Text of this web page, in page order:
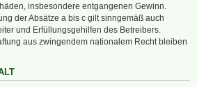
insbesondere entgangenen Gewinn.
der Absätze a bis c gilt sinngemäß auch
und Erfüllungsgehilfen des Betreibers.
aus zwingendem nationalem Recht bleiben